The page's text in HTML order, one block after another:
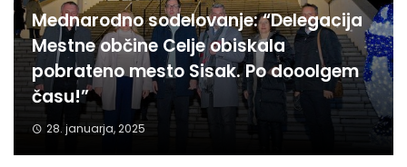
Mednarodno sodelovanje: “Delegacija
Mestne občine Celje obiskala
pobrateno mesto Sisak. Po dooolgem
času!”
28. januarja, 2025